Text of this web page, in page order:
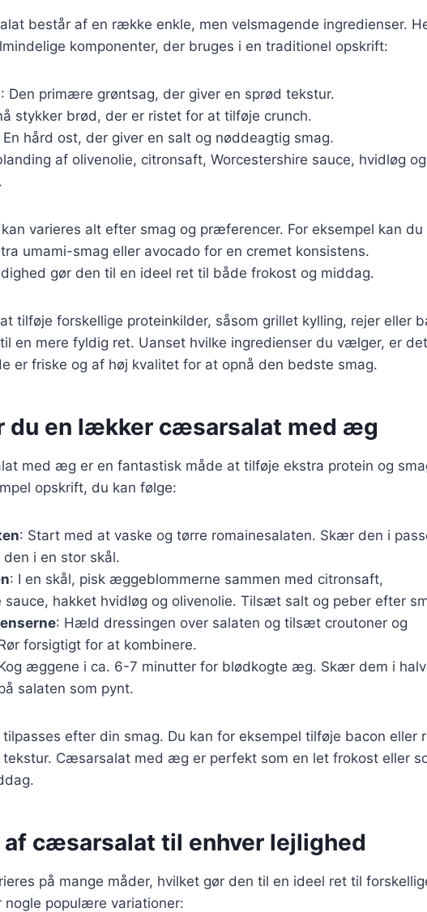
består af en række enkle, men velsmagende ingredienser.
komponenter, der bruges i en traditionel opskrift:
: Den primære grøntsag, der giver en sprød tekstur.
stykker brød, der er ristet for at tilføje crunch.
En hård ost, der giver en salt og nøddeagtig smag.
af olivenolie, citronsaft, Worcestershire sauce, hvidløg og
varieres alt efter smag og præferencer. For eksempel kan du
umami-smag eller avocado for en cremet konsistens.
gør den til en ideel ret til både frokost og middag.
tilføje forskellige proteinkilder, såsom grillet kylling, rejer eller
en mere fyldig ret. Uanset hvilke ingredienser du vælger, er det
er friske og af høj kvalitet for at opnå den bedste smag.
du en lækker cæsarsalat med æg
med æg er en fantastisk måde at tilføje ekstra protein og
opskrift, du kan følge:
: Start med at vaske og tørre romainesalaten. Skær den i
i en stor skål.
: I en skål, pisk æggeblommerne sammen med citronsaft,
sauce, hakket hvidløg og olivenolie. Tilsæt salt og peber efter
: Hæld dressingen over salaten og tilsæt croutoner og
forsigtigt for at kombinere.
æggene i ca. 6-7 minutter for blødkogte æg. Skær dem i
salaten som pynt.
efter din smag. Du kan for eksempel tilføje bacon eller
Cæsarsalat med æg er perfekt som en let frokost eller
cæsarsalat til enhver lejlighed
på mange måder, hvilket gør den til en ideel ret til
nogle populære variationer: